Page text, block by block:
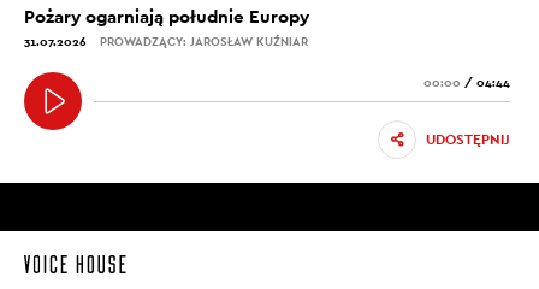
Pożary ogarniają południe Europy
31.07.2026 PROWADZĄCY: JAROSŁAW KUŹNIAR
00:00 / 04:44
UDOSTĘPNIJ